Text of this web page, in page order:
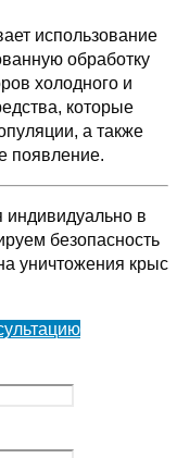
использование
обработку
холодного и
которые
а также
появление.
индивидуально в
безопасность
уничтожения крыс